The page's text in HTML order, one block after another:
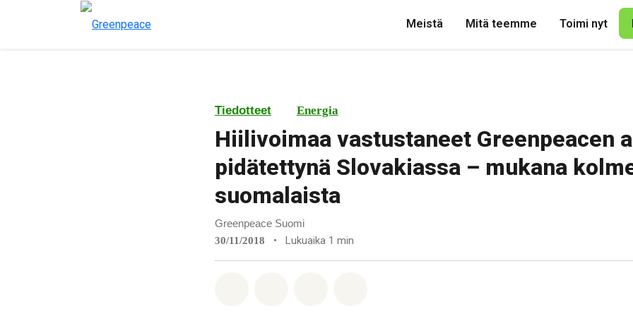
Meistä Mitä teemme Toimi nyt
Tiedotteet Energia
Hiilivoimaa vastustaneet Greenpeacen
pidätettynä Slovakiassa – mukana
suomalaista
Greenpeace Suomi
30/11/2018 • Lukuaika 1 min